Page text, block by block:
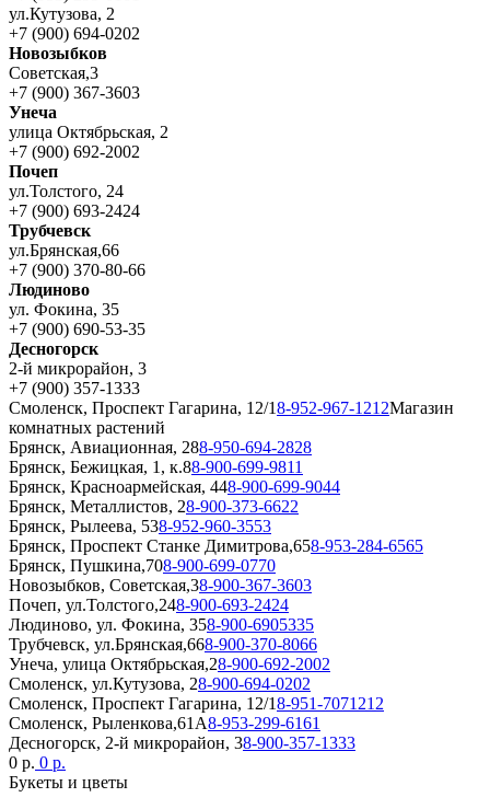
ул.Кутузова, 2
+7 (900) 694-0202
Новозыбков
Советская,3
+7 (900) 367-3603
Унеча
улица Октябрьская, 2
+7 (900) 692-2002
Почеп
ул.Толстого, 24
+7 (900) 693-2424
Трубчевск
ул.Брянская,66
+7 (900) 370-80-66
Людиново
ул. Фокина, 35
+7 (900) 690-53-35
Десногорск
2-й микрорайон, 3
+7 (900) 357-1333
Смоленск, Проспект Гагарина, 12/18-952-967-1212Магазин
комнатных растений
Брянск, Авиационная, 288-950-694-2828
Брянск, Бежицкая, 1, к.88-900-699-9811
Брянск, Красноармейская, 448-900-699-9044
Брянск, Металлистов, 28-900-373-6622
Брянск, Рылеева, 538-952-960-3553
Брянск, Проспект Станке Димитрова,658-953-284-6565
Брянск, Пушкина,708-900-699-0770
Новозыбков, Советская,38-900-367-3603
Почеп, ул.Толстого,248-900-693-2424
Людиново, ул. Фокина, 358-900-6905335
Трубчевск, ул.Брянская,668-900-370-8066
Унеча, улица Октябрьская,28-900-692-2002
Смоленск, ул.Кутузова, 28-900-694-0202
Смоленск, Проспект Гагарина, 12/18-951-7071212
Смоленск, Рыленкова,61А8-953-299-6161
Десногорск, 2-й микрорайон, 38-900-357-1333
0 р. 0 р.
Букеты и цветы